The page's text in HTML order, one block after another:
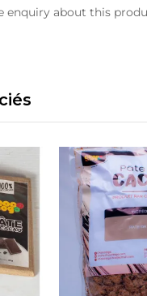
enquiry about this